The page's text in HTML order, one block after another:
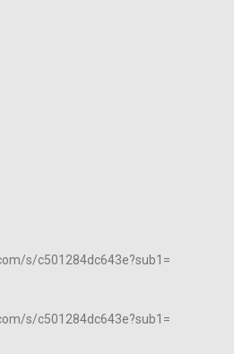
s/c501284dc643e?sub1=
s/c501284dc643e?sub1=